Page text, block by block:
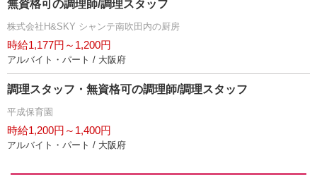
無資格可の調理師/調理スタッフ
株式会社H&SKY シャンテ南吹田内の厨房
時給1,177円～1,200円
アルバイト・パート / 大阪府
調理スタッフ・無資格可の調理師/調理スタッフ
平成保育園
時給1,200円～1,400円
アルバイト・パート / 大阪府